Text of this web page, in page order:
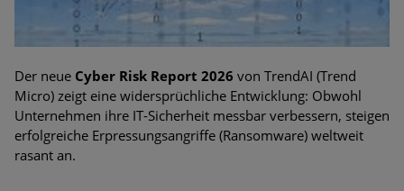
Der neue Cyber Risk Report 2026 von TrendAI (Trend
Micro) zeigt eine widersprüchliche Entwicklung: Obwohl
Unternehmen ihre IT-Sicherheit messbar verbessern, steigen
erfolgreiche Erpressungsangriffe (Ransomware) weltweit
rasant an.